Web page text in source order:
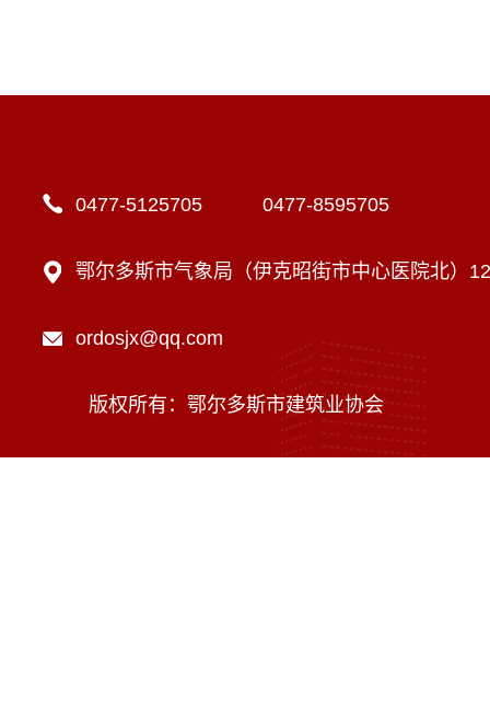
0477-5125705 0477-8595705
鄂尔多斯市气象局（伊克昭街市中心医院北）
ordosjx@qq.com
版权所有：鄂尔多斯市建筑业协会